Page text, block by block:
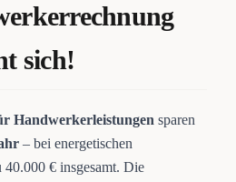
sich!
Handwerkerleistungen sparen
– bei energetischen
40.000 € insgesamt. Die